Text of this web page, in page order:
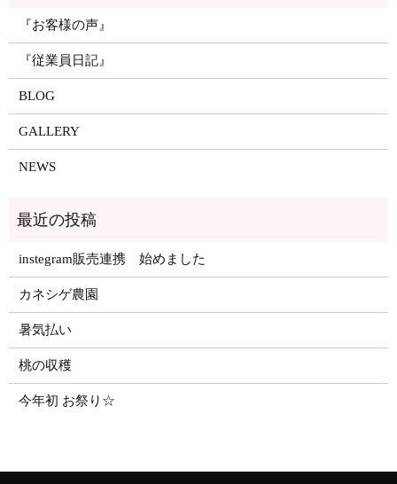
『お客様の声』
『従業員日記』
BLOG
GALLERY
NEWS
instegram販売連携 始めました
カネシゲ農園
暑気払い
桃の収穫
今年初 お祭り☆